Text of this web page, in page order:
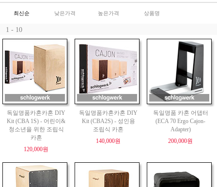
최신순 낮은가격 높은가격 상품명
1 - 10
독일명품카혼카혼 DIY
Kit (CBA 1S) - 어린이&
청소년을 위한 조립식
카혼
120,000원
독일명품카혼카혼 DIY
Kit (CBA2S) - 성인용
조립식 카혼
140,000원
독일명품 카혼 어댑터
(ECA 70 Ergo Cajon-
Adapter)
200,000원